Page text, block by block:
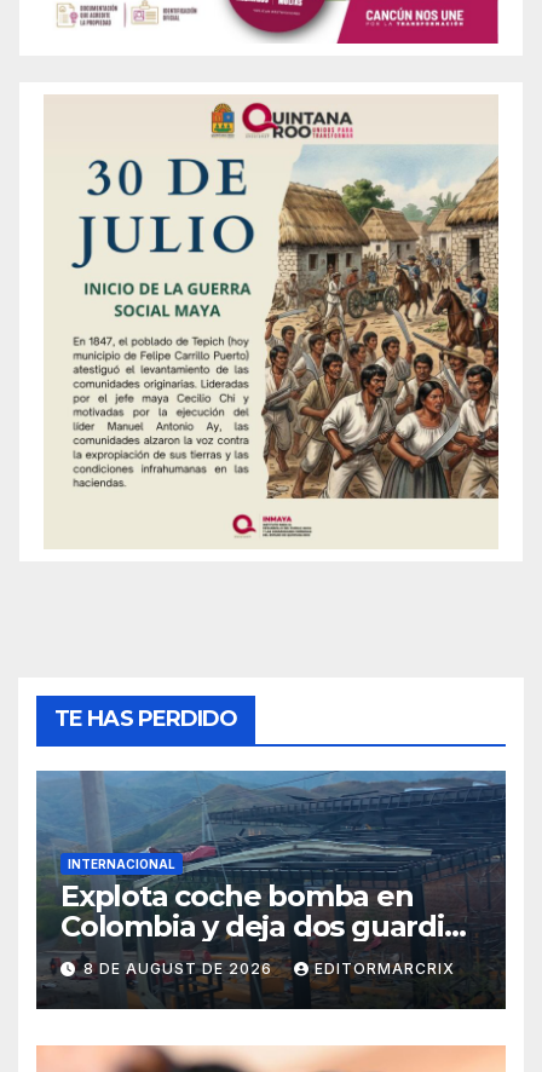
TE HAS PERDIDO
INTERNACIONAL
Explota coche bomba en
Colombia y deja dos guardias
heridos
8 DE AUGUST DE 2026 EDITORMARCRIX